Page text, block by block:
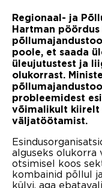
Regionaal- ja
Hartman pöördus
poole, et saada
üleujutustest ja
olukorrast.
probleemidest
võimalikult kiirelt
väljatöötamist.
alguseks olukorra
otsimisel koos
kombainid põllul
külvi, aga